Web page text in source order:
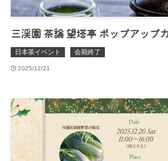
三渓園 茶論 望塔亭 ポップアップ
日本茶イベント 会期終了
2025/12/21